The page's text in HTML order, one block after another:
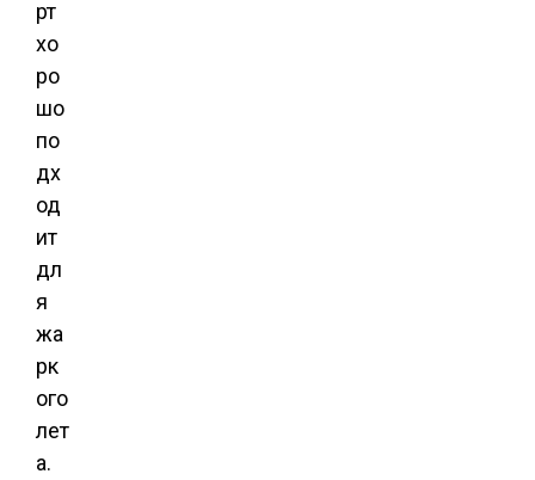
рт
хо
ро
шо
по
дх
од
ит
дл
я
жа
рк
ого
лет
а.